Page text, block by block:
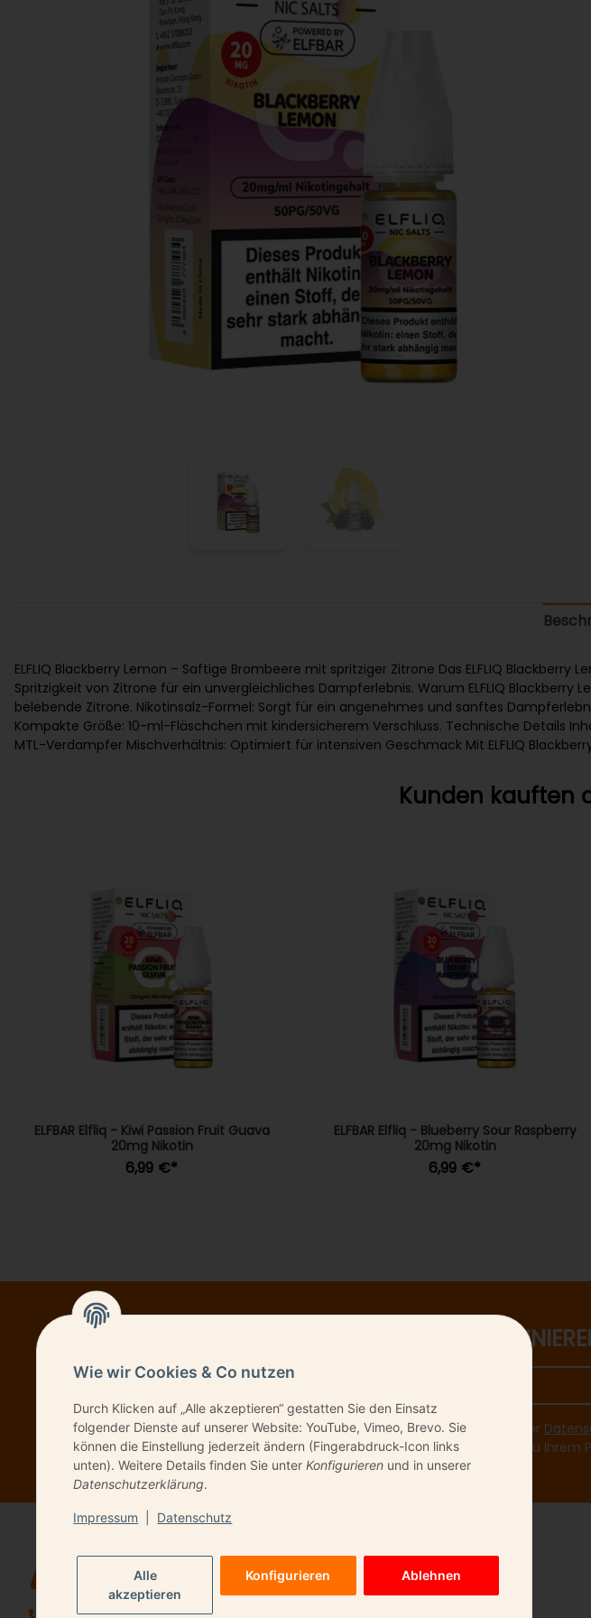
ELFLIQ Blackberry Lemon – Saftige Brombeere mit spritziger Zitrone Das ELFLIQ
Spritzigkeit von Zitrone für ein unvergleichliches Dampferlebnis. Warum ELFLIQ
belebende Zitrone. Nikotinsalz-Formel: Sorgt für ein angenehmes und sanftes
Kompakte Größe: 10-ml-Fläschchen mit kindersicherem Verschluss. Technische Details
MTL-Verdampfer Mischverhältnis: Optimiert für intensiven Geschmack Mit ELFLIQ
Kunden kauften
ELFBAR Elfliq - Kiwi Passion Fruit Guava
20mg Nikotin
6,99 €*
ELFBAR Elfliq - Blueberry Sour Raspberry
20mg Nikotin
6,99 €*
NEWSLETTER
Bitte senden Sie mir entsprechend Ihrer
Informationen zu Ihrem
QUICK LINKS
Kontakt
Wie wir Cookies & Co nutzen
Durch Klicken auf „Alle akzeptieren“ gestatten Sie den Einsatz
folgender Dienste auf unserer Website: YouTube, Vimeo, Brevo. Sie
können die Einstellung jederzeit ändern (Fingerabdruck-Icon links
unten). Weitere Details finden Sie unterKonfigurieren und in unserer
Datenschutzerklärung.
Impressum Datenschutz
Alle
akzeptieren
Konfigurieren Ablehnen